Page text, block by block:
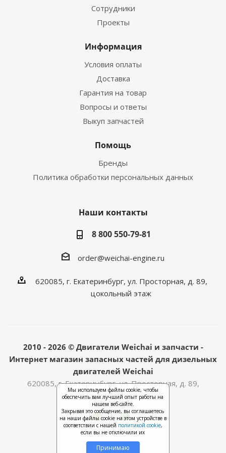
Сотрудники
Проекты
Информация
Условия оплаты
Доставка
Гарантия на товар
Вопросы и ответы
Выкуп запчастей
Помощь
Бренды
Политика обработки персональных данных
Наши контакты
8 800 550-79-81
order@weichai-engine.ru
620085, г. Екатеринбург, ул. Просторная, д. 89,
цокольный этаж
2010 - 2026 © Двигатели Weichai и запчасти -
Интернет магазин запасных частей для дизельных
двигателей Weichai
620085, г. Екатеринбург, ул. Просторная, д. 89,
цокольный этаж
Мы используем файлы cookie, чтобы
обеспечить вам лучший опыт работы на
нашем веб-сайте.
Закрывая это сообщение, вы соглашаетесь
на наши файлы cookie на этом устройстве в
соответствии с нашей политикой cookie,
если вы не отключили их
Принимаю